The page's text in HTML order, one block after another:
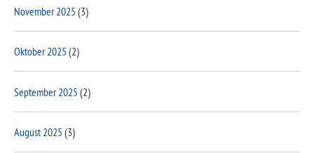
November 2025 (3)
Oktober 2025 (2)
September 2025 (2)
August 2025 (3)